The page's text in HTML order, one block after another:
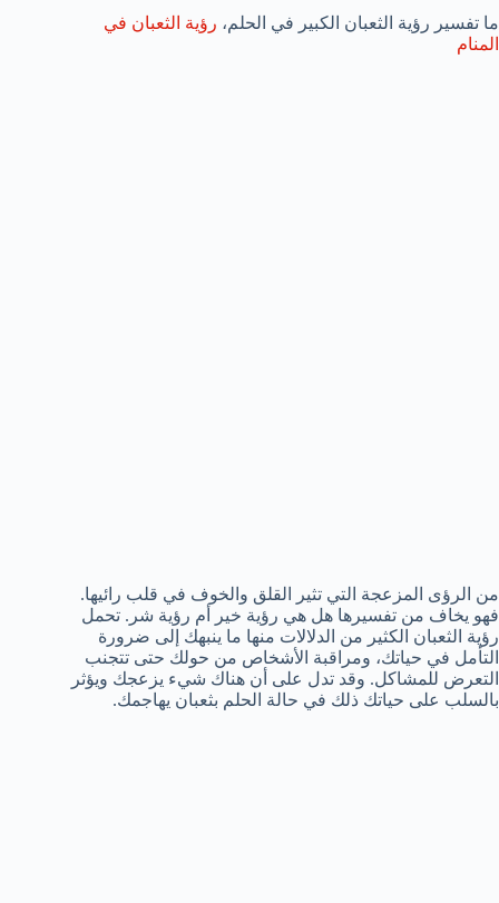
ما تفسير رؤية الثعبان الكبير في الحلم، رؤية الثعبان في
المنام
من الرؤى المزعجة التي تثير القلق والخوف في قلب رائيها.
فهو يخاف من تفسيرها هل هي رؤية خير أم رؤية شر. تحمل
رؤية الثعبان الكثير من الدلالات منها ما ينبهك إلى ضرورة
التأمل في حياتك، ومراقبة الأشخاص من حولك حتى تتجنب
التعرض للمشاكل. وقد تدل على أن هناك شيء يزعجك ويؤثر
بالسلب على حياتك ذلك في حالة الحلم بثعبان يهاجمك.